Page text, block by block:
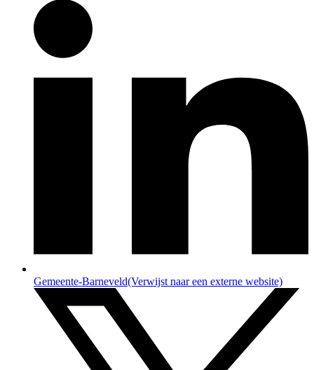
Gemeente-Barneveld(Verwijst naar een externe website)